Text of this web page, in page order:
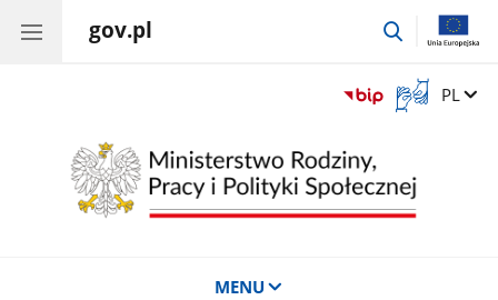
gov.pl
przejdź
Otwórz
okno
języka
migowego
Zmień
PL
MENU